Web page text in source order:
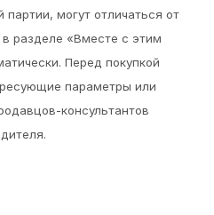
партии, могут отличаться от
разделе «Вместе с этим
Перед покупкой
параметры или
консультантов